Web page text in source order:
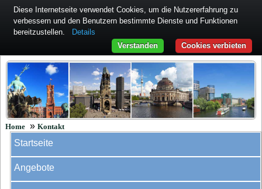
Home » Kontakt
Startseite
Angebote
Diese Internetseite verwendet Cookies, um die Nutzererfahrung zu
verbessern und den Benutzern bestimmte Dienste und Funktionen
bereitzustellen.
Details
Cookies verbieten
Verstanden